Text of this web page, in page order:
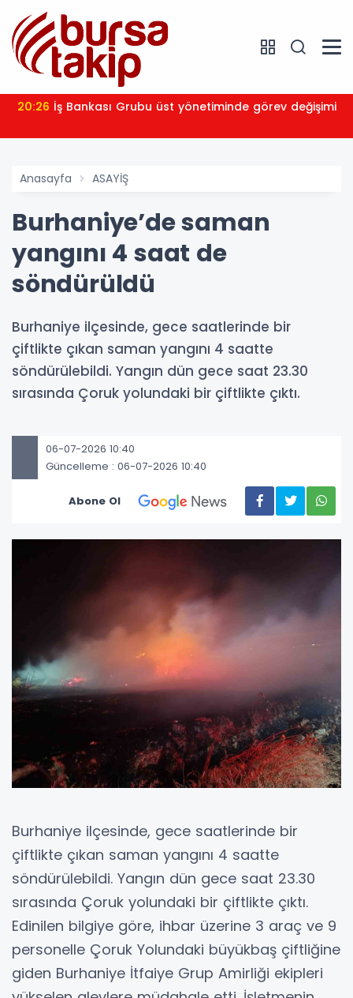
20:26 İş Bankası Grubu üst yönetiminde görev değişimi
Anasayfa ASAYİŞ
Burhaniye’de saman
yangını 4 saat de
söndürüldü
Burhaniye ilçesinde, gece saatlerinde bir
çiftlikte çıkan saman yangını 4 saatte
söndürülebildi. Yangın dün gece saat 23.30
sırasında Çoruk yolundaki bir çiftlikte çıktı.
06-07-2026 10:40
Güncelleme : 06-07-2026 10:40
Abone Ol
Burhaniye ilçesinde, gece saatlerinde bir
çiftlikte çıkan saman yangını 4 saatte
söndürülebildi. Yangın dün gece saat 23.30
sırasında Çoruk yolundaki bir çiftlikte çıktı.
Edinilen bilgiye göre, ihbar üzerine 3 araç ve 9
personelle Çoruk Yolundaki büyükbaş çiftliğine
giden Burhaniye İtfaiye Grup Amirliği ekipleri